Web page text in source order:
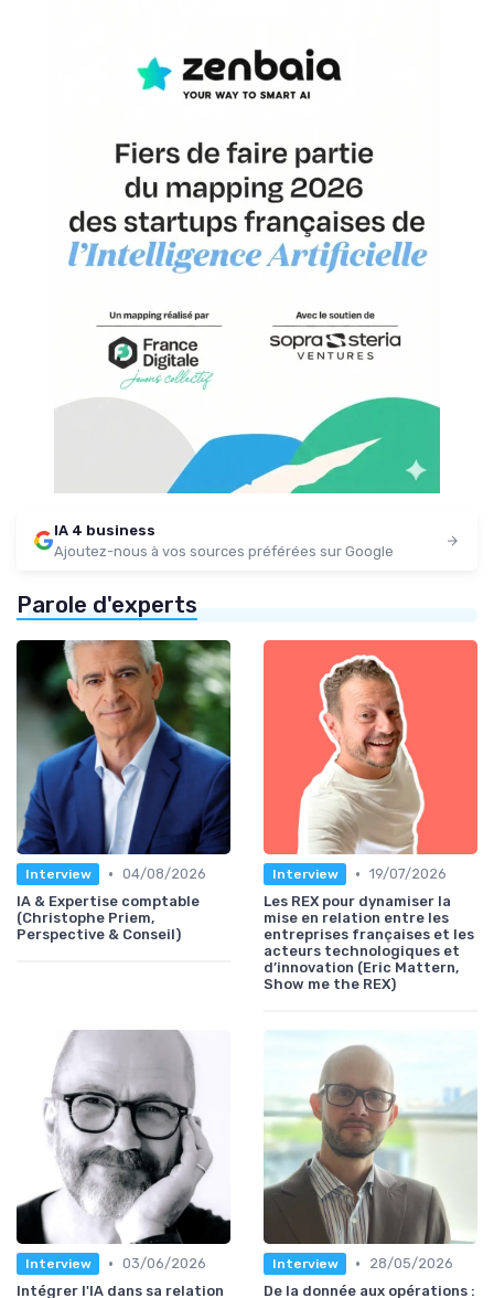
IA 4 business
Ajoutez-nous à vos sources préférées sur Google
Parole d'experts
Interview • 04/08/2026
IA & Expertise comptable
(Christophe Priem,
Perspective & Conseil)
Interview • 19/07/2026
Les REX pour dynamiser la
mise en relation entre les
entreprises françaises et les
acteurs technologiques et
d’innovation (Eric Mattern,
Show me the REX)
Interview • 03/06/2026
Intégrer l'IA dans sa relation
Interview •
28/05/2026
De la donnée aux opérations :